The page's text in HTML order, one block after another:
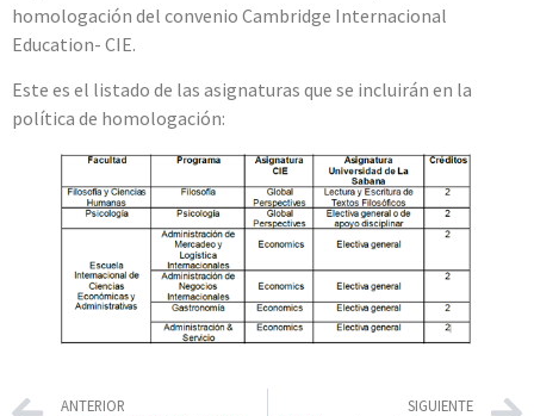
homologación del convenio Cambridge Internacional
Education- CIE.
Este es el listado de las asignaturas que se incluirán en la
política de homologación:
ANTERIOR SIGUIENTE